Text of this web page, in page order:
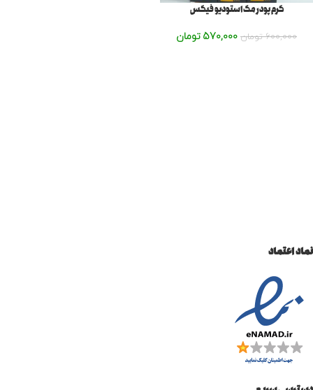
کرم پودر مک استودیو فیکس
600,000 تومان 570,000 تومان
نماد اعتماد